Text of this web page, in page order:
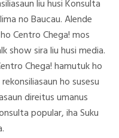
liu husi Konsulta
no Baucau. Alende
Centro Chega! mos
show sira liu husi media.
Chega! hamutuk ho
ho susesu
direitus umanus
popular, iha Suku